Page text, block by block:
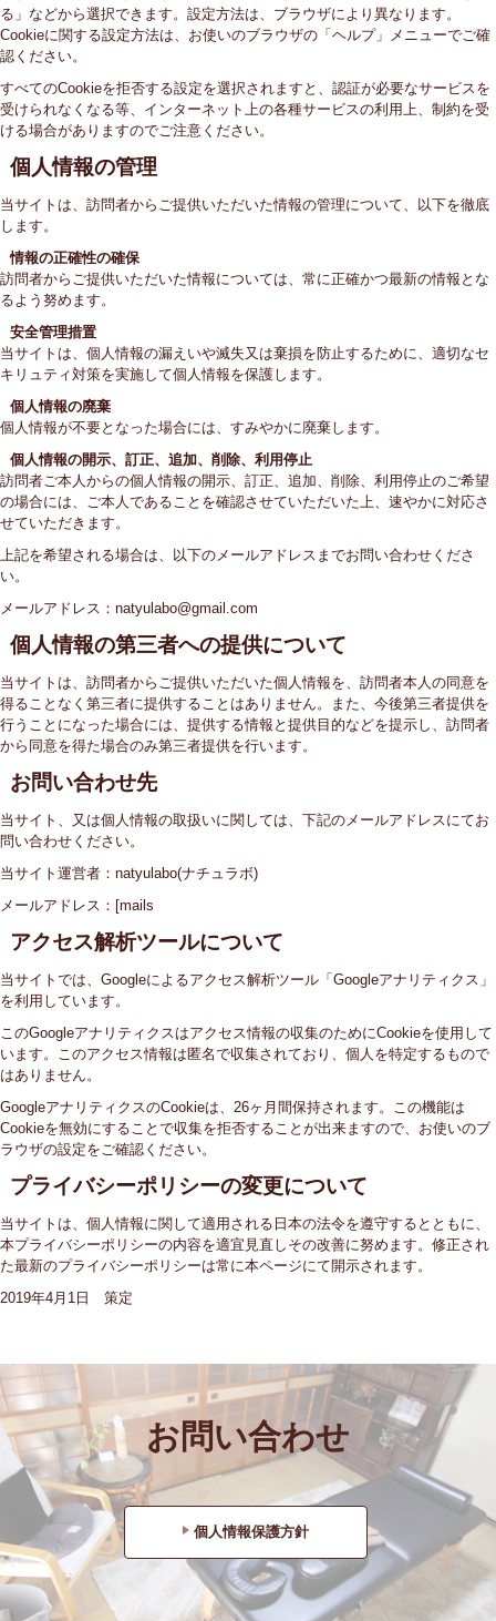
る」などから選択できます。設定方法は、ブラウザにより異なります。
Cookieに関する設定方法は、お使いのブラウザの「ヘルプ」メニューでご確
認ください。
すべてのCookieを拒否する設定を選択されますと、認証が必要なサービスを
受けられなくなる等、インターネット上の各種サービスの利用上、制約を受
ける場合がありますのでご注意ください。
個人情報の管理
当サイトは、訪問者からご提供いただいた情報の管理について、以下を徹底
します。
情報の正確性の確保
訪問者からご提供いただいた情報については、常に正確かつ最新の情報とな
るよう努めます。
安全管理措置
当サイトは、個人情報の漏えいや滅失又は棄損を防止するために、適切なセ
キリュティ対策を実施して個人情報を保護します。
個人情報の廃棄
個人情報が不要となった場合には、すみやかに廃棄します。
個人情報の開示、訂正、追加、削除、利用停止
訪問者ご本人からの個人情報の開示、訂正、追加、削除、利用停止のご希望
の場合には、ご本人であることを確認させていただいた上、速やかに対応さ
せていただきます。
上記を希望される場合は、以下のメールアドレスまでお問い合わせくださ
い。
メールアドレス：natyulabo@gmail.com
個人情報の第三者への提供について
当サイトは、訪問者からご提供いただいた個人情報を、訪問者本人の同意を
得ることなく第三者に提供することはありません。また、今後第三者提供を
行うことになった場合には、提供する情報と提供目的などを提示し、訪問者
から同意を得た場合のみ第三者提供を行います。
お問い合わせ先
当サイト、又は個人情報の取扱いに関しては、下記のメールアドレスにてお
問い合わせください。
当サイト運営者：natyulabo(ナチュラボ)
メールアドレス：[mails
アクセス解析ツールについて
当サイトでは、Googleによるアクセス解析ツール「Googleアナリティクス」
を利用しています。
このGoogleアナリティクスはアクセス情報の収集のためにCookieを使用して
います。このアクセス情報は匿名で収集されており、個人を特定するもので
はありません。
GoogleアナリティクスのCookieは、26ヶ月間保持されます。この機能は
Cookieを無効にすることで収集を拒否することが出来ますので、お使いのブ
ラウザの設定をご確認ください。
プライバシーポリシーの変更について
当サイトは、個人情報に関して適用される日本の法令を遵守するとともに、
本プライバシーポリシーの内容を適宜見直しその改善に努めます。修正され
た最新のプライバシーポリシーは常に本ページにて開示されます。
2019年4月1日 策定
お問い合わせ
個人情報保護方針